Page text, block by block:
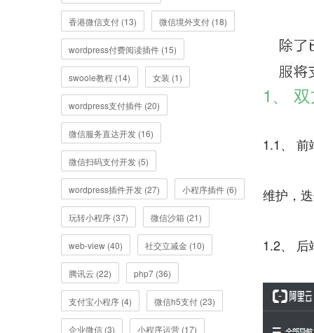
香港微信支付 (13) 微信境外支付 (18)
wordpress付费阅读插件 (15)
swoole教程 (14) 女装 (1)
wordpress支付插件 (20)
微信服务直达开发 (16)
微信扫码支付开发 (5)
wordpress插件开发 (27) 小程序插件 (6)
玩转小程序 (37) 微信沙箱 (21)
web-view (40) 社交立减金 (10)
腾讯云 (22) php7 (36)
支付宝小程序 (4) 微信h5支付 (23)
企业微信 (3) 小程序运营 (17)
1、
1.1、 前
维护，
1.2、 后